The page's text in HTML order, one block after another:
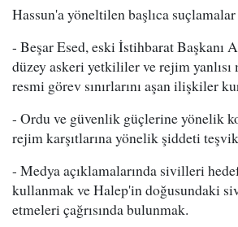
Hassun'a yöneltilen başlıca
- Beşar Esed, eski İstihbarat Başkanı
düzey askeri yetkililer ve rejim
resmi görev sınırlarını aşan ilişkiler
- Ordu ve güvenlik güçlerine yönelik
rejim karşıtlarına yönelik şiddeti
- Medya açıklamalarında sivilleri
kullanmak ve Halep'in doğusundaki
etmeleri çağrısında bulunmak.